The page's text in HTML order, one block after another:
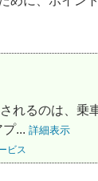
れるのは、乗
... 詳細表示
ビス